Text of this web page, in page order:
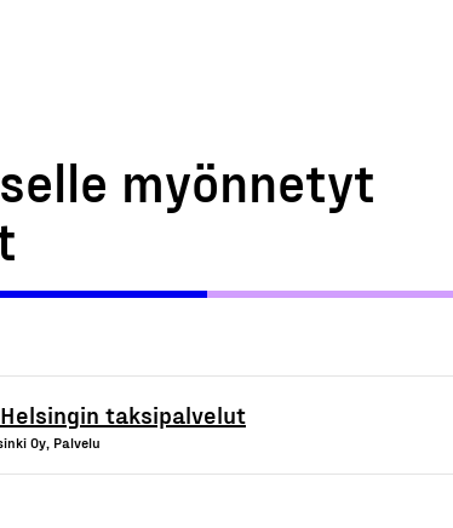
myönnetyt
taksipalvelut
Oy, Palvelu